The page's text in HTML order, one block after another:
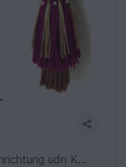
Quasten sind wundervoll um Einrichtung udn Kleideung auf zu pappen.